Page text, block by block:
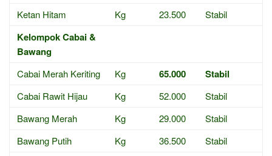
Ketan Hitam
Kg 23.500 Stabil
Kelompok Cabai &
Bawang
Cabai Merah Keriting Kg 65.000 Stabil
Cabai Rawit Hijau Kg 52.000
Stabil
Bawang Merah
Kg 29.000
Stabil
Bawang Putih
Kg 36.500 Stabil